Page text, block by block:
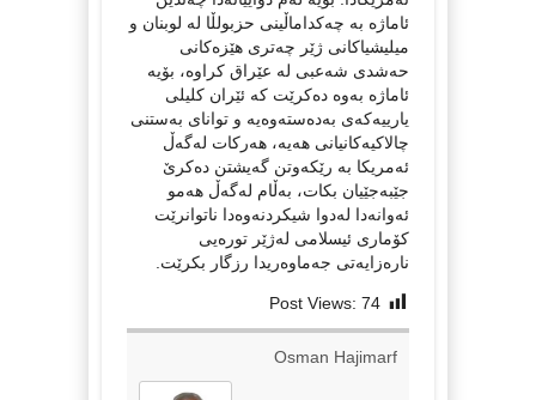
ئاماژە بە چەکداماڵینی حزبولڵا لە لوبنان و
میلیشیاکانی ژێر چەتری هێزەکانی
حەشدی شەعبی لە عێراق کراوە، بۆیە
ئاماژە بەوە دەکرێت کە ئێران کلیلی
یارییەکەی بەدەستەوەیە و توانای بەستنی
چالاکیەکانیانی هەیە، هەرکات لەگەڵ
ئەمریکا بە رێکەوتن گەیشتن دەکرێ
جێبەجێیان بکات، بەڵام لەگەڵ هەمو
ئەوانەدا لەدوا شیکردنەوەدا ناتوانرێت
کۆماری ئیسلامی لەژێر تورەیی
نارەزایەتی جەماوەریدا رزگار بکرێت.
Post Views: 74
Osman Hajimarf